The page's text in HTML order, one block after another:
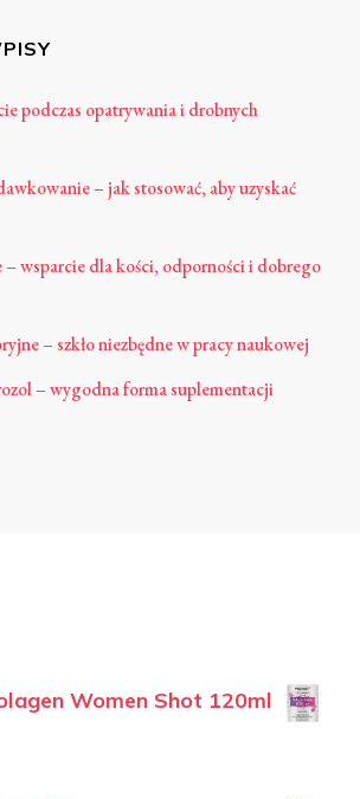
podczas opatrywania i drobnych
– jak stosować, aby uzyskać
wsparcie dla kości, odporności i dobrego
– szkło niezbędne w pracy naukowej
– wygodna forma suplementacji
Women Shot 120ml